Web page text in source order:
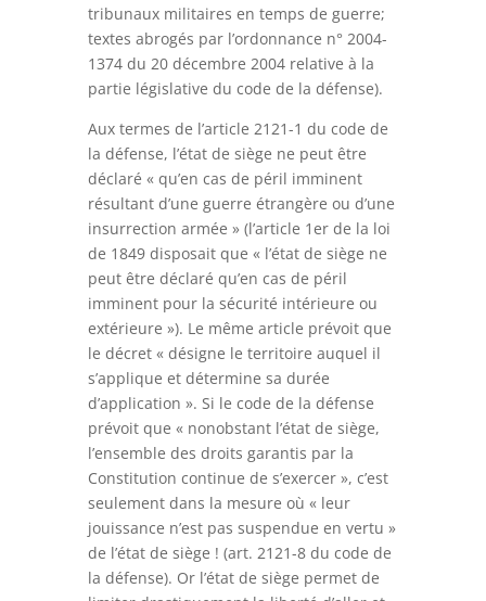
tribunaux militaires en temps de guerre;
textes abrogés par l’ordonnance n° 2004-
1374 du 20 décembre 2004 relative à la
partie législative du code de la défense).
Aux termes de l’article 2121-1 du code de
la défense, l’état de siège ne peut être
déclaré « qu’en cas de péril imminent
résultant d’une guerre étrangère ou d’une
insurrection armée » (l’article 1er de la loi
de 1849 disposait que « l’état de siège ne
peut être déclaré qu’en cas de péril
imminent pour la sécurité intérieure ou
extérieure »). Le même article prévoit que
le décret « désigne le territoire auquel il
s’applique et détermine sa durée
d’application ». Si le code de la défense
prévoit que « nonobstant l’état de siège,
l’ensemble des droits garantis par la
Constitution continue de s’exercer », c’est
seulement dans la mesure où « leur
jouissance n’est pas suspendue en vertu »
de l’état de siège ! (art. 2121-8 du code de
la défense). Or l’état de siège permet de